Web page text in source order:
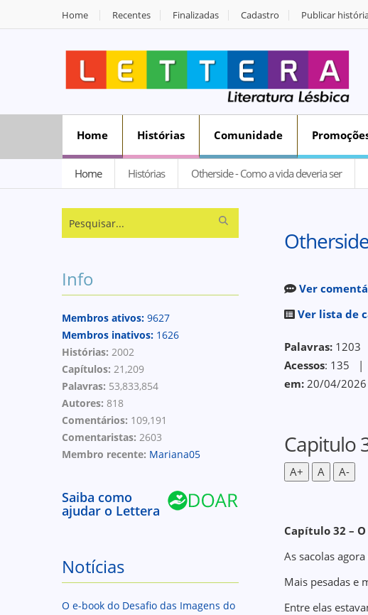
Home Recentes Finalizadas Cadastro Publicar
Home Histórias Comunidade
Home Histórias Otherside - Como a vida deveria ser
Info
Membros ativos: 9627
Membros inativos: 1626
Histórias: 2002
Capítulos: 21,209
Palavras: 53,833,854
Autores: 818
Comentários: 109,191
Comentaristas: 2603
Membro recente: Mariana05
Saiba como
ajudar o Lettera
Notícias
O e-book do Desafio das Imagens do
Ver
Ver lista de
Palavras: 1203
Acessos: 135 |
em: 20/04/2026
Capitulo
A+ A A-
Capítulo 32 –
As sacolas
Mais pesadas e
Entre elas